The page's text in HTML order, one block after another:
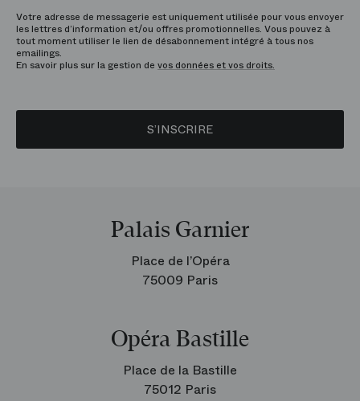
Votre adresse de messagerie est uniquement utilisée pour vous envoyer
les lettres d’information et/ou offres promotionnelles. Vous pouvez à
tout moment utiliser le lien de désabonnement intégré à tous nos
emailings.
En savoir plus sur la gestion de vos données et vos droits.
S’INSCRIRE
Palais Garnier
Place de l’Opéra
75009 Paris
Opéra Bastille
Place de la Bastille
75012 Paris